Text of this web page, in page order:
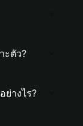
ะตัว?
ย่างไร?